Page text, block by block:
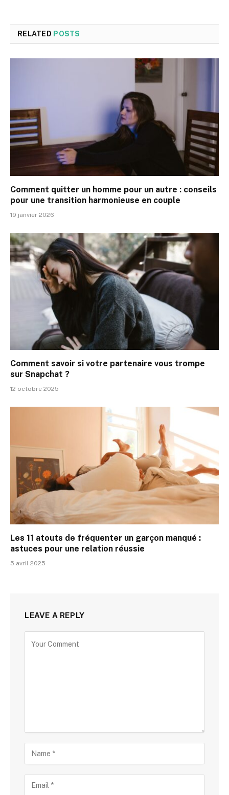
RELATED POSTS
Comment quitter un homme pour un autre : conseils
pour une transition harmonieuse en couple
19 janvier 2026
Comment savoir si votre partenaire vous trompe
sur Snapchat ?
12 octobre 2025
Les 11 atouts de fréquenter un garçon manqué :
astuces pour une relation réussie
5 avril 2025
LEAVE A REPLY